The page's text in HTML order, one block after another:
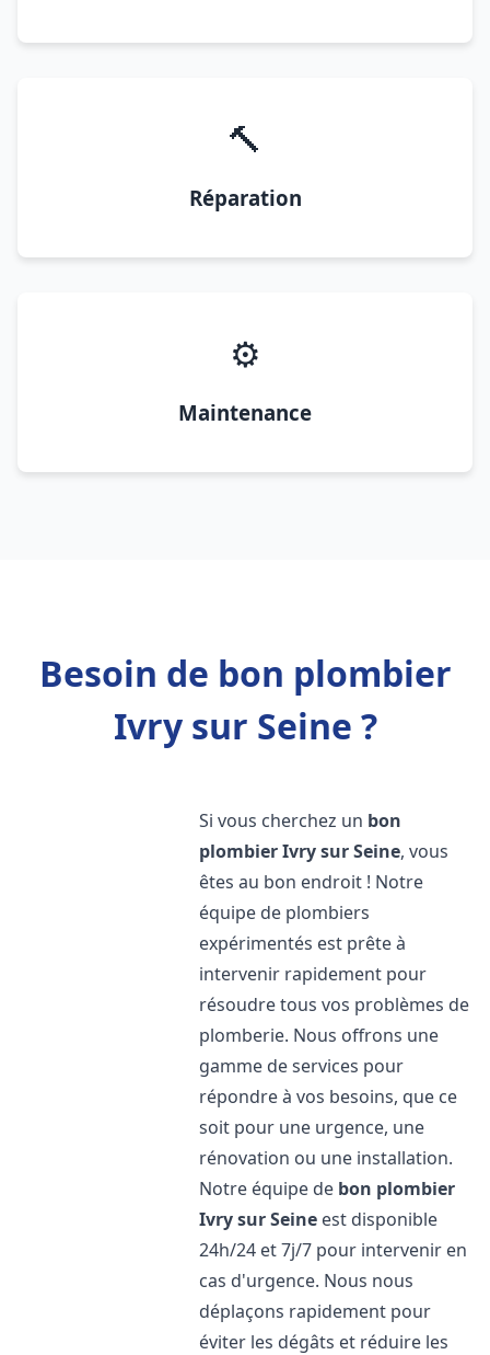
🔨
Réparation
⚙️
Maintenance
Besoin de bon plombier
Ivry sur Seine ?
Si vous cherchez un bon
plombierIvry sur Seine, vous
êtes au bon endroit ! Notre
équipe de plombiers
expérimentés est prête à
intervenir rapidement pour
résoudre tous vos problèmes de
plomberie. Nous offrons une
gamme de services pour
répondre à vos besoins, que ce
soit pour une urgence, une
rénovation ou une installation.
Notre équipe de bon plombier
Ivry sur Seine est disponible
24h/24 et 7j/7 pour intervenir en
cas d'urgence. Nous nous
déplaçons rapidement pour
éviter les dégâts et réduire les